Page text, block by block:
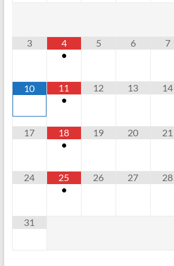
3
4
•
5 6 7
10
11
•
12 13 14
17
18
•
19 20 21
24
25
•
26 27 28
31